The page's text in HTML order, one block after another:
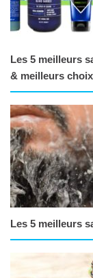
Les 5 meilleurs
& meilleurs choix
Les 5 meilleurs